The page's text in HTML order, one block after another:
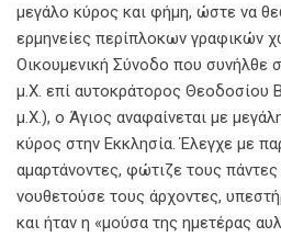
μεγάλο κύρος και φήμη, ώστε να
ερμηνείες περίπλοκων γραφικών
Οικουμενική Σύνοδο που συνήλθε
μ.Χ. επί αυτοκράτορος Θεοδοσίου
μ.Χ.), ο Άγιος αναφαίνεται με
κύρος στην Εκκλησία. Έλεγχε με
αμαρτάνοντες, φώτιζε τους
νουθετούσε τους άρχοντες,
και ήταν η «μούσα της ημετέρας